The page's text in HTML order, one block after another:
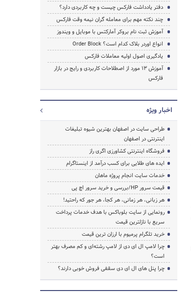
جستجو
دفتر یادداشت فارکس چیست و چه کاربردی دارد؟
چند نکته مهم برای معامله گران نیمه وقت فارکس
آموزش ثبت نام بروکر آمارکتس با موبایل و ویندوز
انواع اوردر بلاک کدام است؟ Order Block
یادگیری اصول اولیه معاملات فارکس
آموزش 13 مورد از اصطلاحات کاربردی و رایج در بازار
فارکس
اخبار ویژه
طراحی سایت در اصفهان بهترین شیوه تبلیغات
اینترنتی در اصفهان
فروشگاه اینترنتی کشاورزی اگری راز
ایده های طلایی برای کسب درآمد از اینستاگرام
خدمات سایت انجام پروژه ماهان
قیمت سرور HP/بررسی و خرید سرور اچ پی
هر زبانی، هر زمانی، هر کجا، هر جور که راحتید!
رونمایی از سایت بلوباکس با هدف خدمات پرداخت
سریع با نازلترین قیمت
خرید تلگرام پرمیوم با ارزان ترین قیمت
چرا لامپ ال ای دی از لامپ رشته‌ای و کم مصرف بهتر
است؟
چرا پنل های ال ای دی سقفی فروش خوبی دارند؟